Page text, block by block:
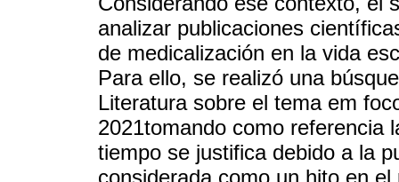
analizar publicaciones
de medicalización en la vida
Para ello, se realizó una
Literatura sobre el tema em
2021tomando como referencia
tiempo se justifica debido a la